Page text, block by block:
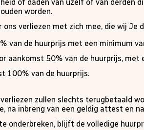
of daden van uzelf of van derden
worden.
verliezen met zich mee, die wij Je
van de huurprijs met een minimum
aankomst 50% van de huurprijs, met
100% van de huurprijs.
zullen slechts terugbetaald
na inbreng van een geldig attest en
onderbreken, blijft de volledige